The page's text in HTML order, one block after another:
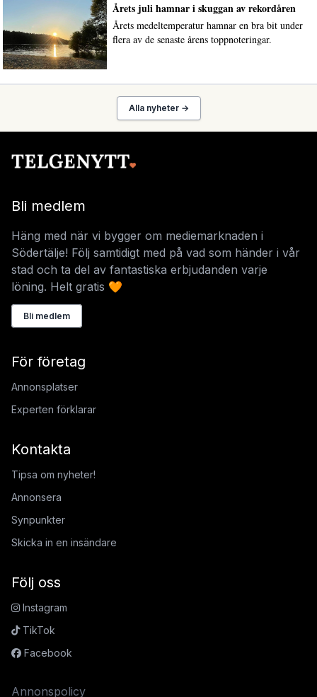
Årets juli hamnar i skuggan av rekordåren
Årets medeltemperatur hamnar en bra bit under
flera av de senaste årens toppnoteringar.
Alla nyheter →
Bli medlem
Häng med när vi bygger om mediemarknaden i
Södertälje! Följ samtidigt med på vad som händer i vår
stad och ta del av fantastiska erbjudanden varje
löning. Helt gratis 🧡
Bli medlem
För företag
Annonsplatser
Experten förklarar
Kontakta
Tipsa om nyheter!
Annonsera
Synpunkter
Skicka in en insändare
Följ oss
Instagram
TikTok
Facebook
Annonspolicy